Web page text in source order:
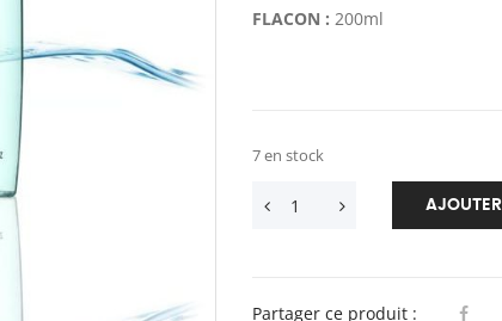
FLACON : 200ml
7 en stock
Partager ce produit :